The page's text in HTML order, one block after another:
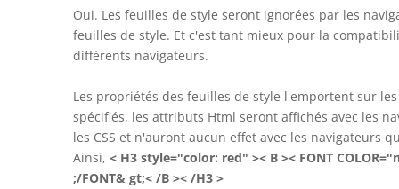
Oui. Les feuilles de style seront ignorées par les
feuilles de style. Et c'est tant mieux pour la
différents navigateurs.
Les propriétés des feuilles de style l'emportent sur
spécifiés, les attributs Html seront affichés avec les
les CSS et n'auront aucun effet avec les navigateurs
Ainsi, < H3 style="color: red" >< B >< FONT
;/FONT& gt;< /B >< /H3 >